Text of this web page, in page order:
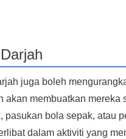
juga boleh
membuatkan
bola sepak, atau
dalam aktiviti yang